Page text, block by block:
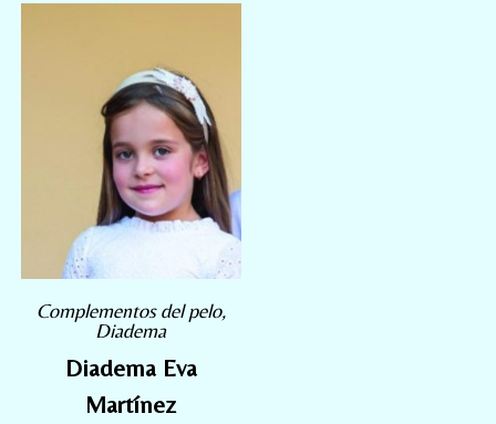
Complementos del pelo,
Diadema
Diadema Eva
Martínez